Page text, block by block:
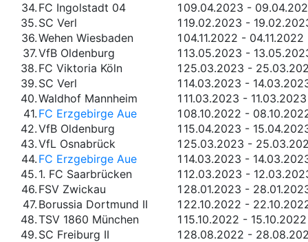
34. FC Ingolstadt 04 1 09.04.2023 -
35. SC Verl 1 19.02.2023 -
36.Wehen Wiesbaden 1 04.11.2022 - 04.11.2022
37.VfB Oldenburg 1 13.05.2023 -
38. FC Viktoria Köln 1 25.03.2023 -
39. SC Verl 1 14.03.2023 -
40.Waldhof Mannheim 1 11.03.2023 - 11.03.2023
41. FC Erzgebirge Aue 1 08.10.2022 -
42.VfB Oldenburg 1 15.04.2023 -
43.VfL Osnabrück 1 25.03.2023 -
44. FC Erzgebirge Aue 1 14.03.2023 -
45. 1. FC Saarbrücken 1 12.03.2023 -
46. FSV Zwickau 1 28.01.2023 -
47. Borussia Dortmund II 1 22.10.2022 -
48.TSV 1860 München 1 15.10.2022 - 15.10.2022
49. SC Freiburg II 1 28.08.2022 -